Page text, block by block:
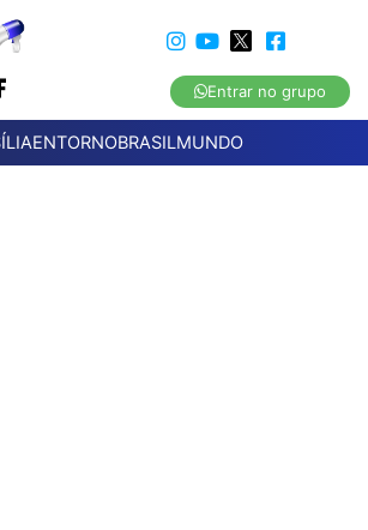
Entrar no grupo
ENTORNOBRASILMUNDO